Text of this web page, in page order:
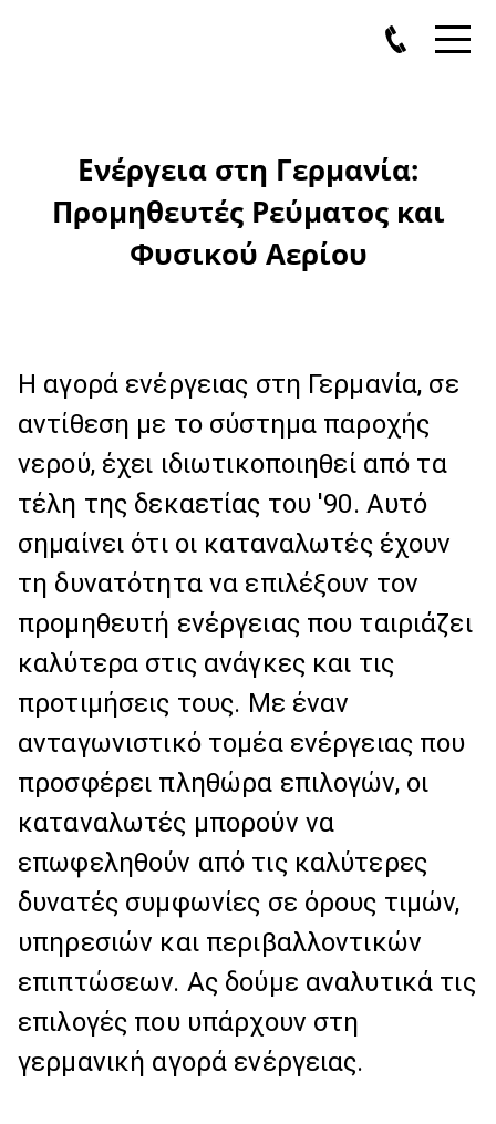
Ενέργεια στη Γερμανία:
Προμηθευτές Ρεύματος και
Φυσικού Αερίου
Η αγορά ενέργειας στη Γερμανία, σε
αντίθεση με το σύστημα παροχής
νερού, έχει ιδιωτικοποιηθεί από τα
τέλη της δεκαετίας του '90. Αυτό
σημαίνει ότι οι καταναλωτές έχουν
τη δυνατότητα να επιλέξουν τον
προμηθευτή ενέργειας που ταιριάζει
καλύτερα στις ανάγκες και τις
προτιμήσεις τους. Με έναν
ανταγωνιστικό τομέα ενέργειας που
προσφέρει πληθώρα επιλογών, οι
καταναλωτές μπορούν να
επωφεληθούν από τις καλύτερες
δυνατές συμφωνίες σε όρους τιμών,
υπηρεσιών και περιβαλλοντικών
επιπτώσεων. Ας δούμε αναλυτικά τις
επιλογές που υπάρχουν στη
γερμανική αγορά ενέργειας.